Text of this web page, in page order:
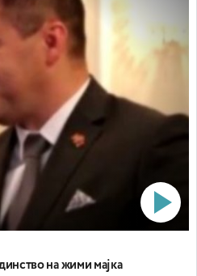
на жими мајка